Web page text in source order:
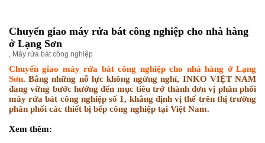
Chuyển giao máy rửa bát công nghiệp cho nhà hàng
ở Lạng Sơn
Máy rửa bát công nghiệp
Chuyển giao máy rửa bát công nghiệp cho nhà hàng ở Lạng
Sơn. Bằng những nỗ lực không ngừng nghỉ, INKO VIỆT NAM
đang vững bước hướng đến mục tiêu trở thành đơn vị phân phối
máy rửa bát công nghiệp số 1, khẳng định vị thế trên thị trường
phân phối các thiết bị bếp công nghiệp tại Việt Nam.
Xem thêm: